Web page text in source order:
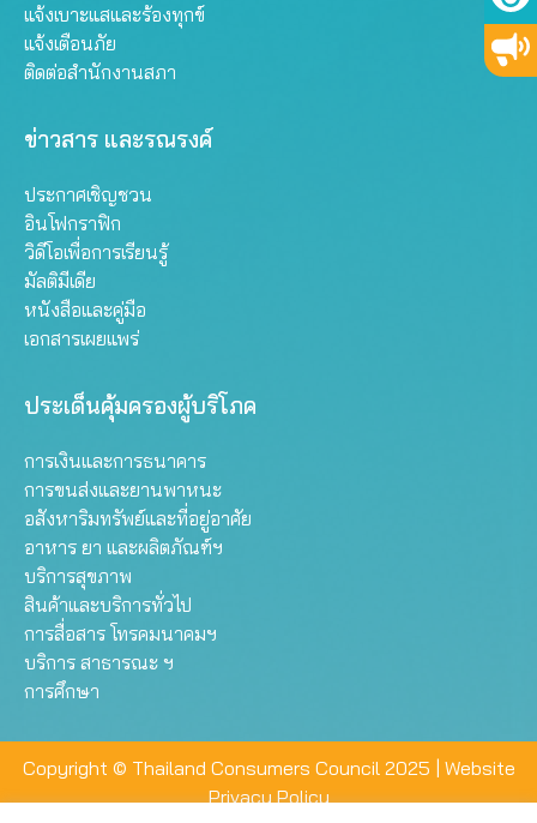
แจ้งเบาะแสและร้องทุกข์
แจ้งเตือนภัย
ติดต่อสำนักงานสภา
ข่าวสาร และรณรงค์
ประกาศเชิญชวน
อินโฟกราฟิก
วิดีโอเพื่อการเรียนรู้
มัลติมีเดีย
หนังสือและคู่มือ
เอกสารเผยแพร่
ประเด็นคุ้มครองผู้บริโภค
การเงินและการธนาคาร
การขนส่งและยานพาหนะ
อสังหาริมทรัพย์และที่อยู่อาศัย
อาหาร ยา และผลิตภัณฑ์ฯ
บริการสุขภาพ
สินค้าและบริการทั่วไป
การสื่อสาร โทรคมนาคมฯ
บริการ สาธารณะ ฯ
การศึกษา
Copyright © Thailand Consumers Council 2025 | Website
Privacy Policy